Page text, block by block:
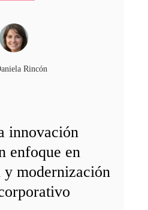
Rincón
innovación
enfoque en
modernización